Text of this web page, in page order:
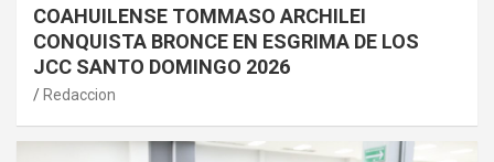
COAHUILENSE TOMMASO ARCHILEI
CONQUISTA BRONCE EN ESGRIMA DE LOS
JCC SANTO DOMINGO 2026
Redaccion